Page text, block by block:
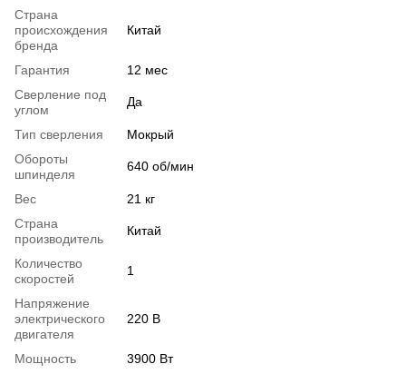
Страна
происхождения
бренда
Китай
Гарантия
12 мес
Сверление под
углом
Да
Тип сверления
Мокрый
Обороты
шпинделя
640 об/мин
Вес
21 кг
Страна
производитель
Китай
Количество
скоростей
1
Напряжение
электрического
двигателя
220 В
Мощность
3900 Вт